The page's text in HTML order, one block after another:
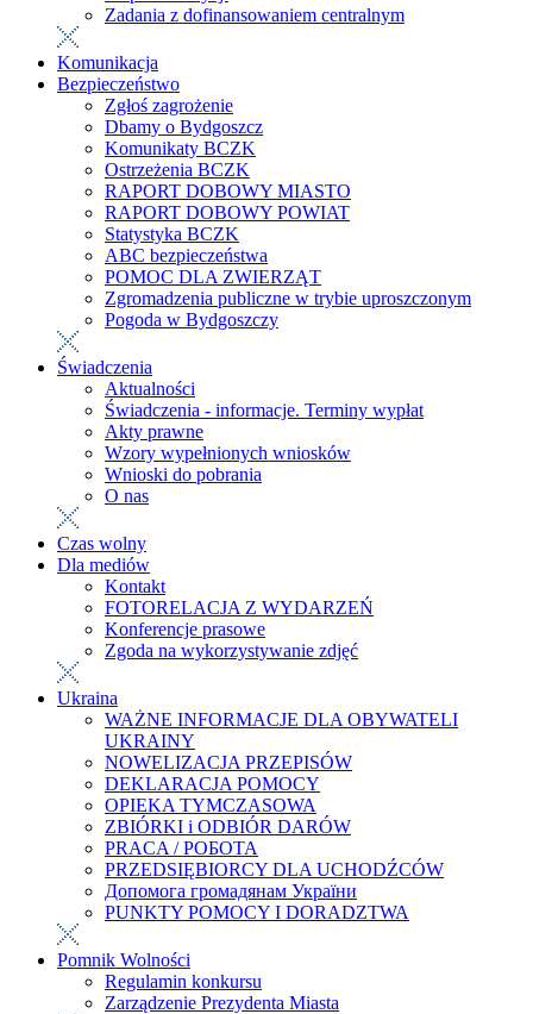
Zadania z dofinansowaniem centralnym
Komunikacja
Bezpieczeństwo
Zgłoś zagrożenie
Dbamy o Bydgoszcz
Komunikaty BCZK
Ostrzeżenia BCZK
RAPORT DOBOWY MIASTO
RAPORT DOBOWY POWIAT
Statystyka BCZK
ABC bezpieczeństwa
POMOC DLA ZWIERZĄT
Zgromadzenia publiczne w trybie uproszczonym
Pogoda w Bydgoszczy
Świadczenia
Aktualności
Świadczenia - informacje. Terminy wypłat
Akty prawne
Wzory wypełnionych wniosków
Wnioski do pobrania
O nas
Czas wolny
Dla mediów
Kontakt
FOTORELACJA Z WYDARZEŃ
Konferencje prasowe
Zgoda na wykorzystywanie zdjęć
Ukraina
WAŻNE INFORMACJE DLA OBYWATELI
UKRAINY
NOWELIZACJA PRZEPISÓW
DEKLARACJA POMOCY
OPIEKA TYMCZASOWA
ZBIÓRKI i ODBIÓR DARÓW
PRACA / РОБОТА
PRZEDSIĘBIORCY DLA UCHODŹCÓW
Допомога громадянам України
PUNKTY POMOCY I DORADZTWA
Pomnik Wolności
Regulamin konkursu
Zarządzenie Prezydenta Miasta